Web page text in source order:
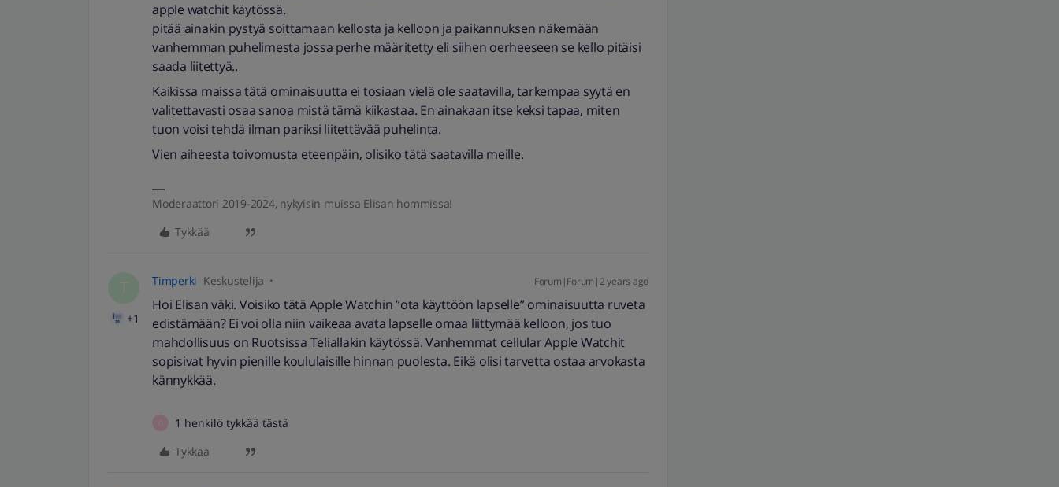
apple watchit käytössä.
pitää ainakin pystyä soittamaan kellosta ja kelloon ja paikannuksen näkemään
vanhemman puhelimesta jossa perhe määritetty eli siihen oerheeseen se kello pitäisi
saada liitettyä..
Kaikissa maissa tätä ominaisuutta ei tosiaan vielä ole saatavilla, tarkempaa syytä en
valitettavasti osaa sanoa mistä tämä kiikastaa. En ainakaan itse keksi tapaa, miten
tuon voisi tehdä ilman pariksi liitettävää puhelinta.
Vien aiheesta toivomusta eteenpäin, olisiko tätä saatavilla meille.
Moderaattori 2019-2024, nykyisin muissa Elisan hommissa!
Tykkää
+1
Timperki Keskustelija Forum|Forum|2 years ago
Hoi Elisan väki. Voisiko tätä Apple Watchin ”ota käyttöön lapselle” ominaisuutta ruveta
edistämään? Ei voi olla niin vaikeaa avata lapselle omaa liittymää kelloon, jos tuo
mahdollisuus on Ruotsissa Teliallakin käytössä. Vanhemmat cellular Apple Watchit
sopisivat hyvin pienille koululaisille hinnan puolesta. Eikä olisi tarvetta ostaa arvokasta
kännykkää.
1 henkilö tykkää tästä
Tykkää